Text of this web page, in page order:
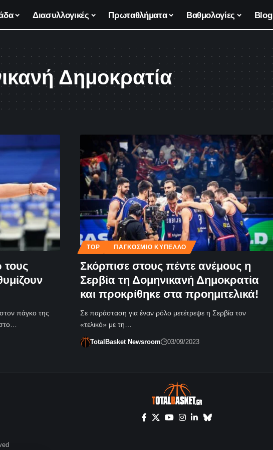
Διασυλλογικές Πρωταθλήματα Βαθμολογίες Blog
Δημοκρατία
πάγκο της
TOP ΠΑΓΚΌΣΜΙΟ ΚΎΠΕΛΛΟ
Σκόρπισε στους πέντε ανέμους η
Σερβία τη Δομηνικανή Δημοκρατία
και προκρίθηκε στα προημιτελικά!
Σε παράσταση για έναν ρόλο μετέτρεψε η Σερβία τον
«τελικό» με τη…
TotalBasket Newsroom 03/09/2023